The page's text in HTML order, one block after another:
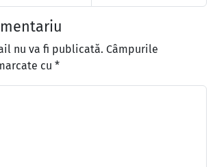
nu va fi publicată. Câmpurile
cu *